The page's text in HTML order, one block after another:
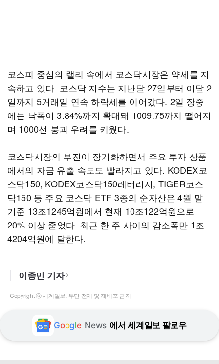
코스피 중심의 랠리 속에서 코스닥시장은 약세를 지
속하고 있다. 코스닥 지수는 지난달 27일부터 이달 2
일까지 5거래일 연속 하락세를 이어갔다. 2일 장중
에는 낙폭이 3.84%까지 확대돼 1009.75까지 떨어지
며 1000선 붕괴 우려를 키웠다.
코스닥시장의 부진이 장기화하면서 주요 투자 상품
에서의 자금 유출 속도도 빨라지고 있다. KODEX코
스닥150, KODEX코스닥150레버리지, TIGER코스
닥150 등 주요 코스닥 ETF 3종의 순자산은 4월 말
기준 13조1245억원에서 현재 10조122억원으로
20% 이상 줄었다. 최근 한 주 사이의 감소폭만 1조
4204억원에 달한다.
이종민 기자
Copyright ⓒ 세계일보. 무단 전재 및 재배포 금지
Google News 에서 세계일보 팔로우